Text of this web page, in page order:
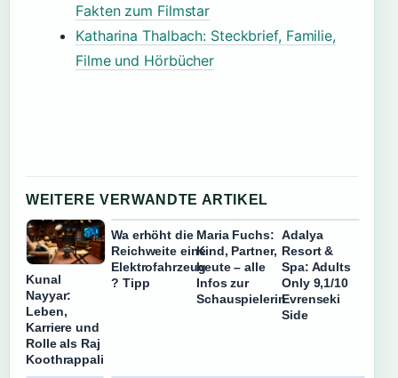
Fakten zum Filmstar
Katharina Thalbach: Steckbrief, Familie,
Filme und Hörbücher
WEITERE VERWANDTE ARTIKEL
Kunal
Nayyar:
Leben,
Karriere und
Rolle als Raj
Koothrappali
Wa erhöht die
Reichweite eine
Elektrofahrzeug
? Tipp
Maria Fuchs:
Kind, Partner,
heute – alle
Infos zur
Schauspielerin
Adalya
Resort &
Spa: Adults
Only 9,1/10
Evrenseki
Side